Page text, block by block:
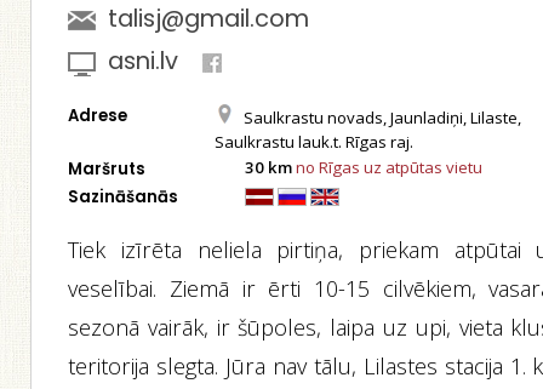
talisj@gmail.com
asni.lv
Adrese
Saulkrastu novads, Jaunladiņi, Lilaste,
Saulkrastu lauk.t. Rīgas raj.
Maršruts 30 kmno Rīgas uz atpūtas vietu
Sazināšanās
Tiek izīrēta neliela pirtiņa, priekam atpūtai
veselībai. Ziemā ir ērti 10-15 cilvēkiem,
sezonā vairāk, ir šūpoles, laipa uz upi, vieta
teritorija slegta. Jūra nav tālu, Lilastes stacija 1.